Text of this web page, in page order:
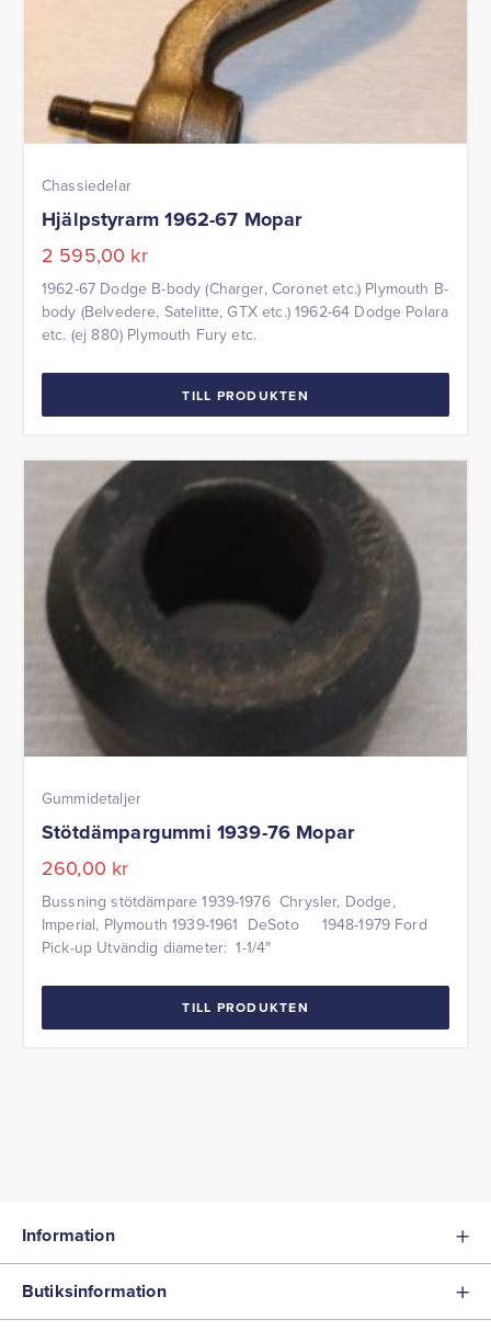
Chassiedelar
Hjälpstyrarm 1962-67 Mopar
2 595,00 kr
1962-67 Dodge B-body (Charger, Coronet etc.) Plymouth B-
body (Belvedere, Satelitte, GTX etc.) 1962-64 Dodge Polara
etc. (ej 880) Plymouth Fury etc.
TILL PRODUKTEN
Gummidetaljer
Stötdämpargummi 1939-76 Mopar
260,00 kr
Bussning stötdämpare 1939-1976 Chrysler, Dodge,
Imperial, Plymouth 1939-1961 DeSoto 1948-1979 Ford
Pick-up Utvändig diameter: 1-1/4″
TILL PRODUKTEN
Information
Butiksinformation